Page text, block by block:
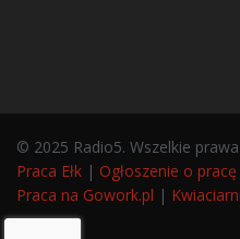
© 2025 Radio5. Wszelkie
Praca Ełk | Ogłoszenie o pracę
Praca na Gowork.pl |